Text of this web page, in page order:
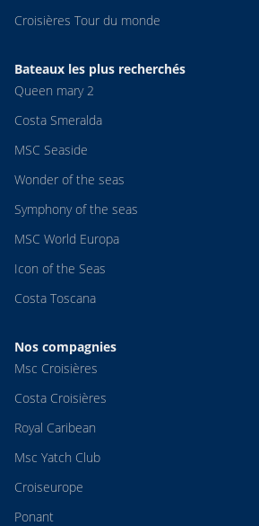
Croisières Tour du monde
Bateaux les plus recherchés
Queen mary 2
Costa Smeralda
MSC Seaside
Wonder of the seas
Symphony of the seas
MSC World Europa
Icon of the Seas
Costa Toscana
Nos compagnies
Msc Croisières
Costa Croisières
Royal Caribean
Msc Yatch Club
Croiseurope
Ponant